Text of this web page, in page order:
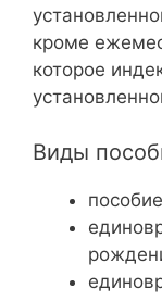
кроме
которое
Виды